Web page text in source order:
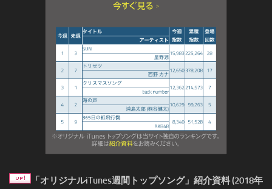
「オリジナルiTunes週間トップソング」紹介資料 (2018年